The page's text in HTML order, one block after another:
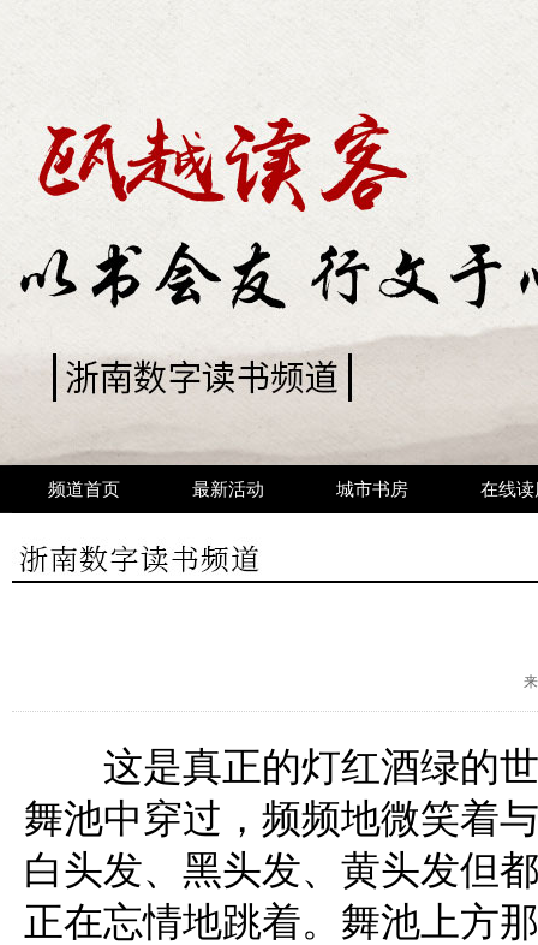
频道首页 最新活动 城市书房 在线读
这是真正的灯红酒绿的世
舞池中穿过，频频地微笑着
白头发、黑头发、黄头发但
正在忘情地跳着。舞池上方